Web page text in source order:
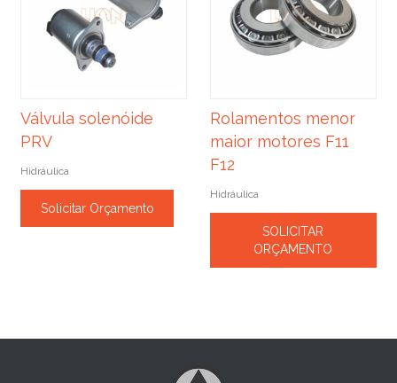
Válvula solenóide
PRV
Hidráulica
Solicitar Orçamento
Rolamentos menor
maior motores F11
F12
Hidráulica
SOLICITAR
ORÇAMENTO